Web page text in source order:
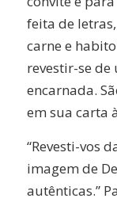
feita de
carne e
revestir-se de
encarnada.
em sua carta
“Revesti-vos
imagem de
autênticas.”